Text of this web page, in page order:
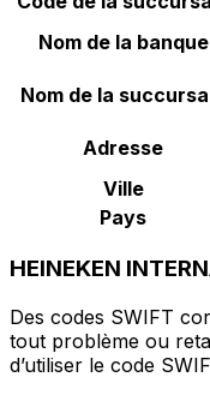
Nom de la banque
Nom de la
Adresse
Ville
Pays
HEINEKEN
Des codes SWIFT
tout problème ou
d’utiliser le code